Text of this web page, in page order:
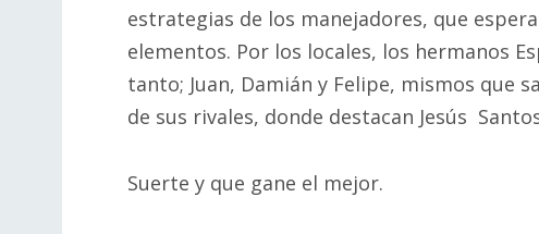
estrategias de los manejadores, que
elementos. Por los locales, los hermanos
tanto; Juan, Damián y Felipe, mismos que
de sus rivales, donde destacan Jesús
Suerte y que gane el mejor.